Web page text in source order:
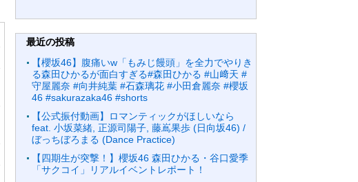
最近の投稿
【櫻坂46】腹痛いw「もみじ饅頭」を全力でやりき
る森田ひかるが面白すぎる#森田ひかる #山﨑天 #
守屋麗奈 #向井純葉 #石森璃花 #小田倉麗奈 #櫻坂
46 #sakurazaka46 #shorts
【公式振付動画】ロマンティックがほしいなら
feat. 小坂菜緒, 正源司陽子, 藤嶌果歩 (日向坂46) /
ぼっちぼろまる (Dance Practice)
【四期生が突撃！】櫻坂46 森田ひかる・谷口愛季
「サクコイ」リアルイベントレポート！